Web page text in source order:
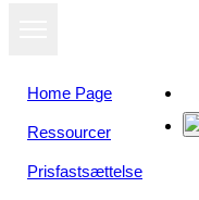
Home Page
Ressourcer
Prisfastsættelse